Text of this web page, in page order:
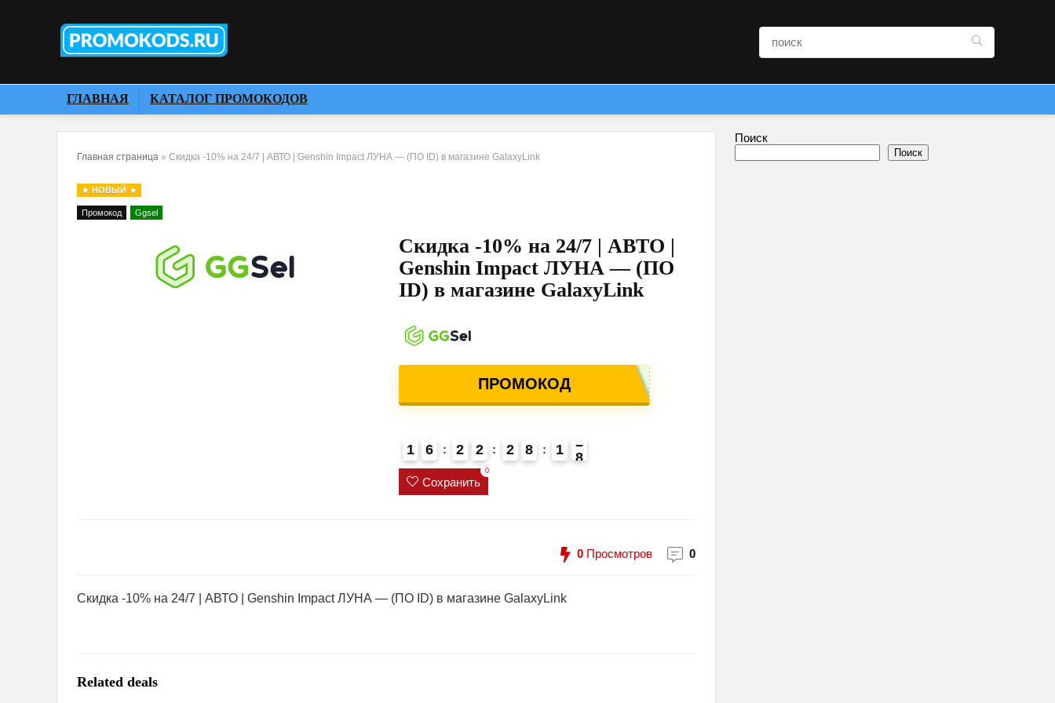
ГЛАВНАЯ КАТАЛОГ ПРОМОКОДОВ
Главная страница » Скидка -10% на 24/7 | АВТО | Genshin Impact ЛУНА — (ПО ID) в магазине GalaxyLink
НОВЫЙ
Промокод Ggsel
Скидка -10% на 24/7 | АВТО |
Genshin Impact ЛУНА — (ПО
ID) в магазине GalaxyLink
ПРОМОКОД
1
4
6 2 2 2 8 1
7
Сохранить
0
0 Просмотров 0
Скидка -10% на 24/7 | АВТО | Genshin Impact ЛУНА — (ПО ID) в магазине GalaxyLink
Related deals
Поиск
Поиск